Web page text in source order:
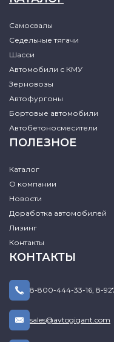
Самосвалы
Седельные тягачи
Шасси
Автомобили с КМУ
Зерновозы
Автофургоны
Бортовые автомобили
Автобетоносмесители
ПОЛЕЗНОЕ
Каталог
О компании
Новости
Доработка автомобилей
Лизинг
Контакты
КОНТАКТЫ
8-800-444-33-16, 8-
sales@avtogigant.com